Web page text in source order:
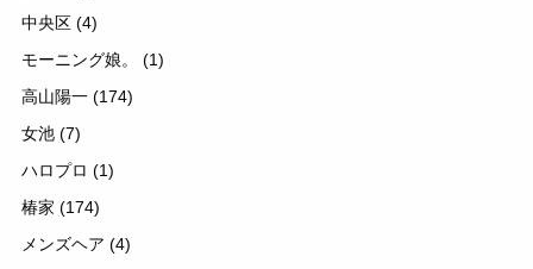
中央区 (4)
モーニング娘。 (1)
高山陽一 (174)
女池 (7)
ハロプロ (1)
椿家 (174)
メンズヘア (4)